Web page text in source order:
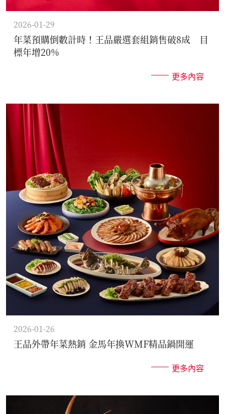
2026-01-29
年菜預購倒數計時！王品嚴選套組銷售破8成 目
標年增20%
更多內容
2026-01-26
王品外帶年菜熱銷 金馬年換WMF精品鍋開運
更多內容